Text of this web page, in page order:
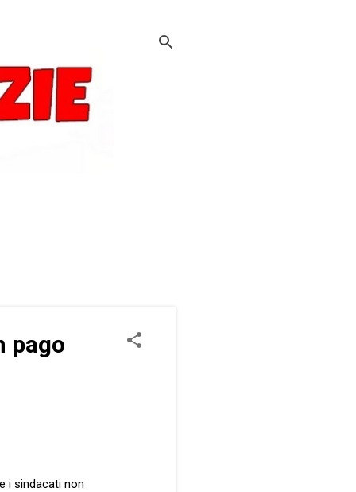
pago
i sindacati non